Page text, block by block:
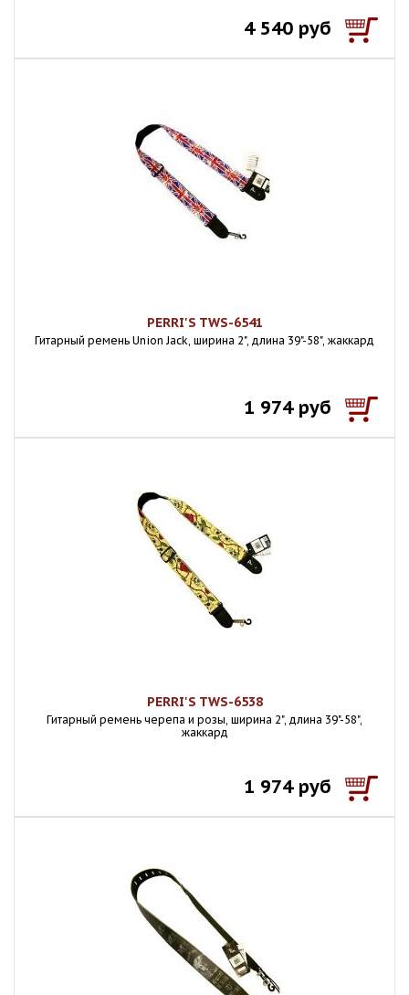
4 540 руб
PERRI'S TWS-6541
Гитарный ремень Union Jack, ширина 2", длина 39"-58", жаккард
1 974 руб
PERRI'S TWS-6538
Гитарный ремень черепа и розы, ширина 2", длина 39"-58",
жаккард
1 974 руб